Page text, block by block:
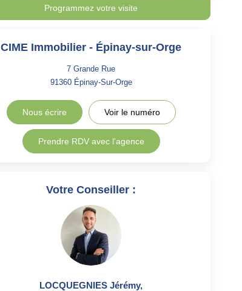
Programmez votre visite
CIME Immobilier - Épinay-sur-Orge
7 Grande Rue
91360 Épinay-Sur-Orge
Nous écrire Voir le numéro
Prendre RDV avec l'agence
Votre Conseiller :
LOCQUEGNIES Jérémy,